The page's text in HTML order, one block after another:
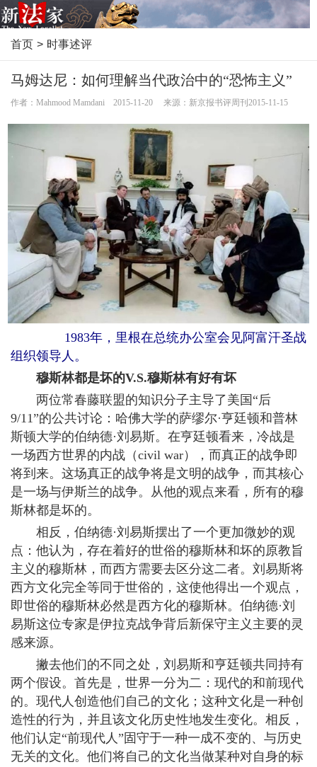
首页 > 时事述评
马姆达尼：如何理解当代政治中的“恐怖主义”
作者：Mahmood Mamdani 2015-11-20 来源：新京报书评周刊2015-11-15
1983年，里根在总统办公室会见阿富汗圣战
组织领导人。
穆斯林都是坏的V.S.穆斯林有好有坏
两位常春藤联盟的知识分子主导了美国“后
9/11”的公共讨论：哈佛大学的萨缪尔·亨廷顿和普林
斯顿大学的伯纳德·刘易斯。在亨廷顿看来，冷战是
一场西方世界的内战（civil war），而真正的战争即
将到来。这场真正的战争将是文明的战争，而其核心
是一场与伊斯兰的战争。从他的观点来看，所有的穆
斯林都是坏的。
相反，伯纳德·刘易斯摆出了一个更加微妙的观
点：他认为，存在着好的世俗的穆斯林和坏的原教旨
主义的穆斯林，而西方需要去区分这二者。刘易斯将
西方文化完全等同于世俗的，这使他得出一个观点，
即世俗的穆斯林必然是西方化的穆斯林。伯纳德·刘
易斯这位专家是伊拉克战争背后新保守主义主要的灵
感来源。
撇去他们的不同之处，刘易斯和亨廷顿共同持有
两个假设。首先是，世界一分为二：现代的和前现代
的。现代人创造他们自己的文化；这种文化是一种创
造性的行为，并且该文化历史性地发生变化。相反，
他们认定“前现代人”固守于一种一成不变的、与历史
无关的文化。他们将自己的文化当做某种对自身的标